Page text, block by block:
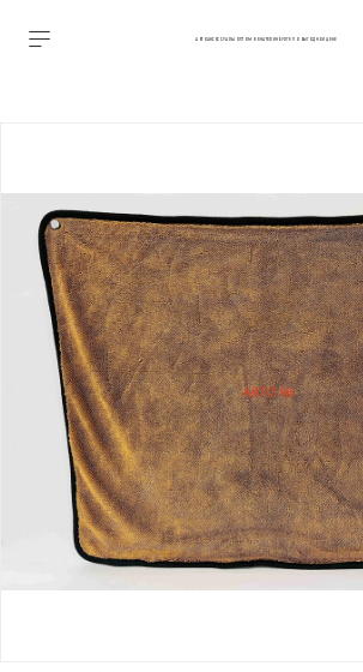
АВТОАКСЕССУАРЫ ОПТОМ В ЕКАТЕРИНБУРГЕ ПО ВЫГОДНОЙ ЦЕНЕ